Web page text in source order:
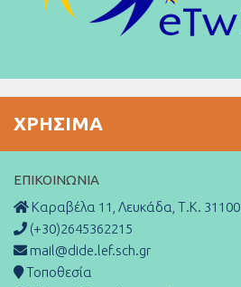
ΧΡΉΣΙΜΑ
ΕΠΙΚΟΙΝΩΝΊΑ
Καραβέλα 11, Λευκάδα, Τ.Κ. 31100
(+30)2645362215
mail@dide.lef.sch.gr
Τοποθεσία